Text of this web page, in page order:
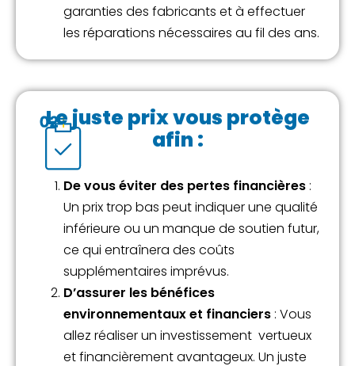
garanties des fabricants et à effectuer
les réparations nécessaires au fil des ans.
Le juste prix vous protège
afin :
De vous éviter des pertes financières :
Un prix trop bas peut indiquer une qualité
inférieure ou un manque de soutien futur,
ce qui entraînera des coûts
supplémentaires imprévus.
D’assurer les bénéfices
environnementaux et financiers : Vous
allez réaliser un investissement vertueux
et financièrement avantageux. Un juste